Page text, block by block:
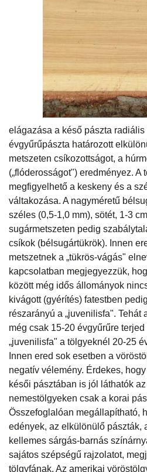
elágazása a késő pászta
évgyűrűpászta határozott
metszeten csíkozottságot, a
(„flóderosságot") eredményez. A
megfigyelhető a keskeny és a
váltakozása. A nagyméretű
széles (0,5-1,0 mm), sötét, 1-3
sugármetszeten pedig
csíkok (bélsugártükrök). Innen
metszetnek a „tükrös-vágás"
kapcsolatban megjegyezzük,
között még idős állományok
kivágott (gyérítés) fatestben
részarányú a „juvenilisfa". Tehát
még csak 15-20 évgyűrűre
„juvenilisfa" a tölgyeknél 20-25
Innen ered sok esetben a
negatív vélemény. Érdekes,
késői pásztában is jól láthatók
nemestölgyeken csak a korai
Összefoglalóan megállapítható,
edények, az elkülönülő pászták,
kellemes sárgás-barnás
sajátos szépségű rajzolatot,
tölgyfának. Az amerikai